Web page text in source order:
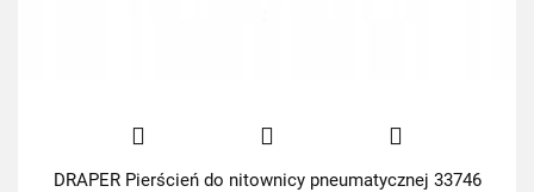
DRAPER Pierścień do nitownicy pneumatycznej 33746